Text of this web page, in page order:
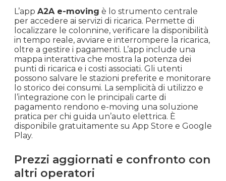
L’app A2A e-moving è lo strumento centrale
per accedere ai servizi di ricarica. Permette di
localizzare le colonnine, verificare la disponibilità
in tempo reale, avviare e interrompere la ricarica,
oltre a gestire i pagamenti. L’app include una
mappa interattiva che mostra la potenza dei
punti di ricarica e i costi associati. Gli utenti
possono salvare le stazioni preferite e monitorare
lo storico dei consumi. La semplicità di utilizzo e
l’integrazione con le principali carte di
pagamento rendono e-moving una soluzione
pratica per chi guida un’auto elettrica. È
disponibile gratuitamente su App Store e Google
Play.
Prezzi aggiornati e confronto con
altri operatori